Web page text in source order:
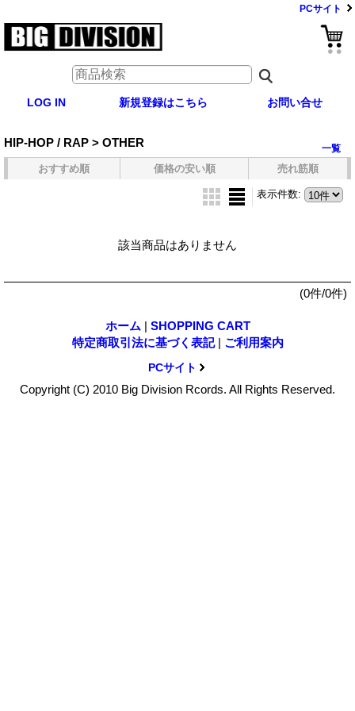
PCサイト
LOG IN 新規登録はこちら お問い合せ
HIP-HOP / RAP > OTHER 一覧
おすすめ順 価格の安い順 売れ筋順
表示件数:
該当商品はありません
(0件/0件)
ホーム | SHOPPING CART
特定商取引法に基づく表記 | ご利用案内
PCサイト
Copyright (C) 2010 Big Division Rcords. All Rights Reserved.